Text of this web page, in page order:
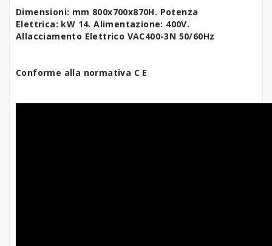
Dimensioni: mm 800x700x870H. Potenza
Elettrica: kW 14.Alimentazione: 400V.
Allacciamento Elettrico VAC400-3N 50/60Hz
Conforme alla normativa C E